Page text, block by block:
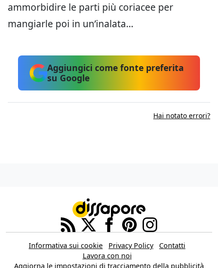
ammorbidire le parti più coriacee per
mangiarle poi in un’inalata…
Aggiungici come fonte preferita
su Google
Hai notato errori?
Informativa sui cookie Privacy Policy
Contatti
Lavora con noi
Aggiorna le impostazioni di tracciamento della pubblicità